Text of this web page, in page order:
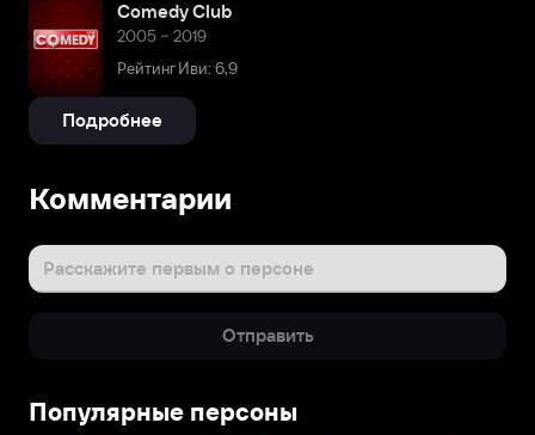
Comedy Club
2005 – 2019
Рейтинг Иви: 6,9
Подробнее
Комментарии
Расскажите первым о персоне
Отправить
Популярные персоны